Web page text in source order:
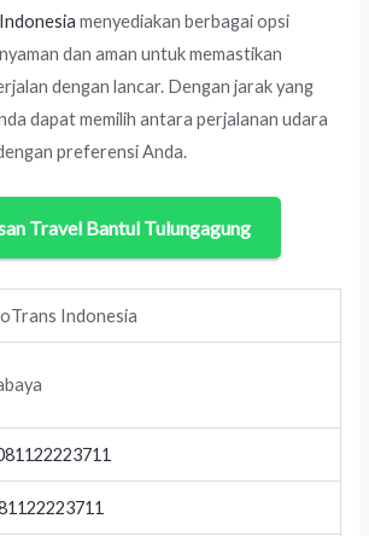
menyediakan berbagai opsi
dan aman untuk memastikan
dengan lancar. Dengan jarak yang
dapat memilih antara perjalanan udara
preferensi Anda.
Travel Bantul Tulungagung
Indonesia